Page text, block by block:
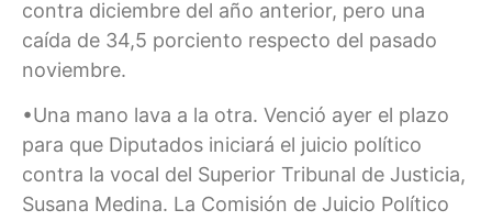
contra diciembre del año anterior, pero una
caída de 34,5 porciento respecto del pasado
noviembre.
•Una mano lava a la otra. Venció ayer el plazo
para que Diputados iniciará el juicio político
contra la vocal del Superior Tribunal de Justicia,
Susana Medina. La Comisión de Juicio Político